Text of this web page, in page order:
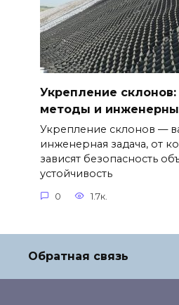
Укрепление
методы и
Укрепление склонов —
инженерная задача, от
зависят безопасность
устойчивость
0 1.7к.
Обратная связь